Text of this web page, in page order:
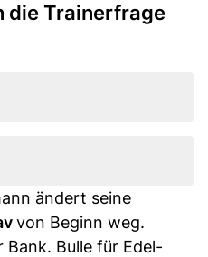
die Trainerfrage
ändert seine
von Beginn weg.
Bulle für Edel-